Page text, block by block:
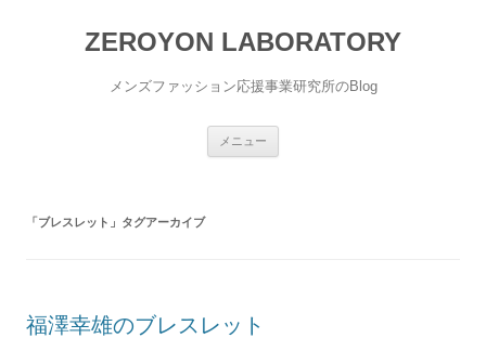
ZEROYON LABORATORY
メンズファッション応援事業研究所のBlog
メニュー
「ブレスレット 」タグアーカイブ
福澤幸雄のブレスレット